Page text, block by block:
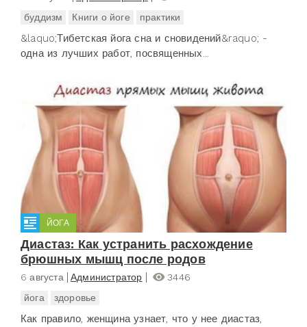
буддизм
Книги о йоге практики
&laquo;Тибетская йога сна и сновидений&raquo; -
одна из лучших работ, посвященных...
ЙОГА
Диастаз: Как устранить расхождение
брюшных мышц после родов
6 августа Администратор
3446
йога
здоровье
Как правило, женщина узнает, что у нее диастаз,